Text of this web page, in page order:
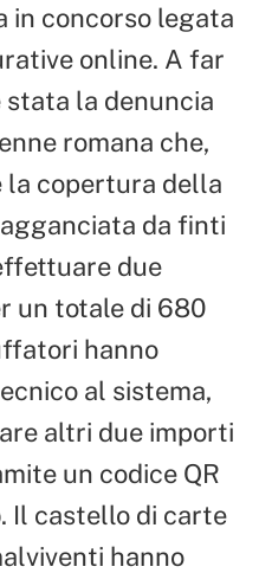
in concorso legata
online. A far
la denuncia
romana che,
la copertura della
da finti
due
un totale di 680
hanno
al sistema,
altri due importi
un codice QR
. Il castello di carte
hanno